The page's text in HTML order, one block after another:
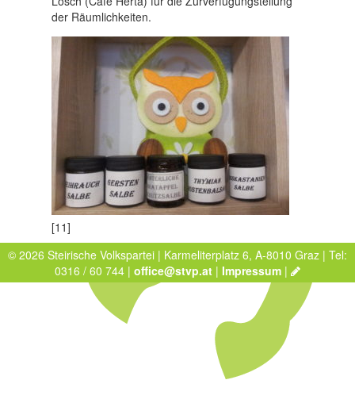
der Räumlichkeiten.
[11]
© 2026 Steirische Volkspartei | Karmeliterplatz 6, A-8010 Graz | Tel:
0316 / 60 744 | office@stvp.at | Impressum |